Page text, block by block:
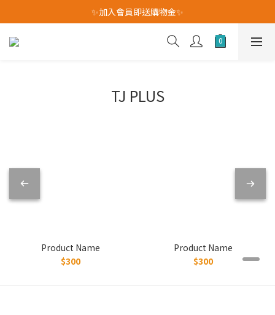
我愛爸爸★全館消費滿$528元免運費(活動至8/10)
✨加入會員即送購物金✨
我愛爸爸★全館消費滿$528元免運費(活動至8/10)
TJ PLUS
Product Name
$300
Product Name
$300